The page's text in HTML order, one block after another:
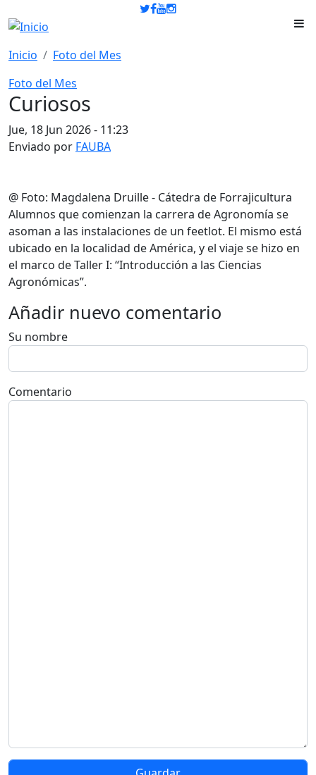
Pasar al contenido principal
Inicio
Foto del Mes
Foto del Mes
Curiosos
Jue, 18 Jun 2026 - 11:23
Enviado por FAUBA
@ Foto: Magdalena Druille - Cátedra de Forrajicultura
Alumnos que comienzan la carrera de Agronomía se
asoman a las instalaciones de un feetlot. El mismo está
ubicado en la localidad de América, y el viaje se hizo en
el marco de Taller I: “Introducción a las Ciencias
Agronómicas”.
Añadir nuevo comentario
Su nombre
Comentario